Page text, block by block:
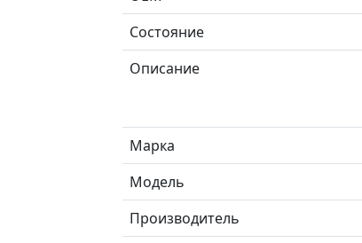
Состояние
Описание
Марка
Модель
Производитель